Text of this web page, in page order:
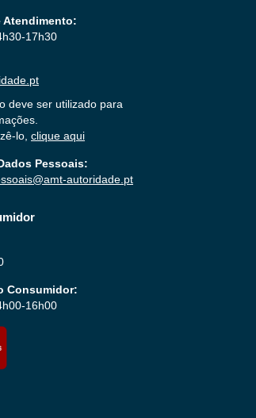
Atendimento:
17h30
deve ser utilizado para
lo, clique aqui
Pessoais:
autoridade.pt
Consumidor:
16h00